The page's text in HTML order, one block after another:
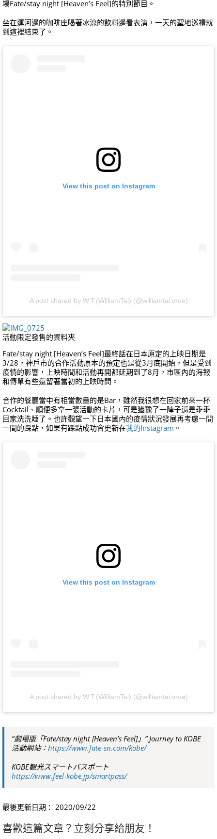
場Fate/stay night [Heaven’s Feel]的特別節目。
坐在運河邊的咖啡座喝著冰涼的飲料邊看表演，一天的聖地巡禮就
到這裡結束了。
View this post on Instagram
A post shared by W.T.(WilliamTai) (@williamtai.moe)
活動限定發售的資料夾
Fate/stay night [Heaven’s Feel]最終話在日本原定的上映日期是
3/28，神戶市的合作活動原本的預定也是從3月底開始，但是受到
疫情的影響，上映時間和活動再開都延期到了8月，市區內的海報
和傳單有些還留著當初的上映時間。
合作的餐廳當中有相當數量的是Bar，雖然我很想在回家前來一杯
Cocktail、順便多拿一張活動的卡片，可是猶豫了一陣子還是乖乖
回家洗洗睡了。也許觀望一下日本國內的疫情狀況發展再考慮一間
一間的踩點，如果有踩點成功會更新在我的Instagram 。
View this post on Instagram
A post shared by W.T.(WilliamTai) (@williamtai.moe)
“劇場版「Fate/stay night [Heaven’s Feel]」” Journey to KOBE
活動網站： https://www.fate-sn.com/kobe/
KOBE観光スマートパスポート
https://www.feel-kobe.jp/smartpass/
最後更新日期： 2020/09/22
喜歡這篇文章？立刻分享給朋友！